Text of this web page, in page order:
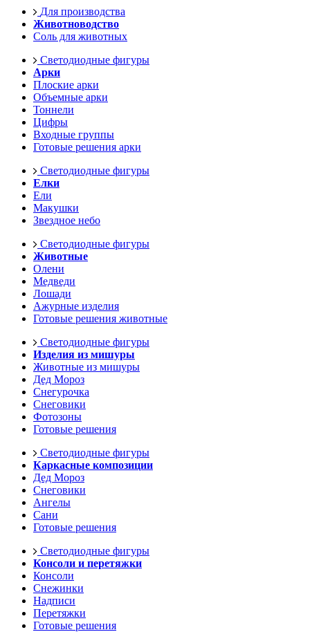
Для производства
Животноводство
Соль для животных
Светодиодные фигуры
Арки
Плоские арки
Объемные арки
Тоннели
Цифры
Входные группы
Готовые решения арки
Светодиодные фигуры
Елки
Ели
Макушки
Звездное небо
Светодиодные фигуры
Животные
Олени
Медведи
Лошади
Ажурные изделия
Готовые решения животные
Светодиодные фигуры
Изделия из мишуры
Животные из мишуры
Дед Мороз
Снегурочка
Снеговики
Фотозоны
Готовые решения
Светодиодные фигуры
Каркасные композиции
Дед Мороз
Снеговики
Ангелы
Сани
Готовые решения
Светодиодные фигуры
Консоли и перетяжки
Консоли
Снежинки
Надписи
Перетяжки
Готовые решения